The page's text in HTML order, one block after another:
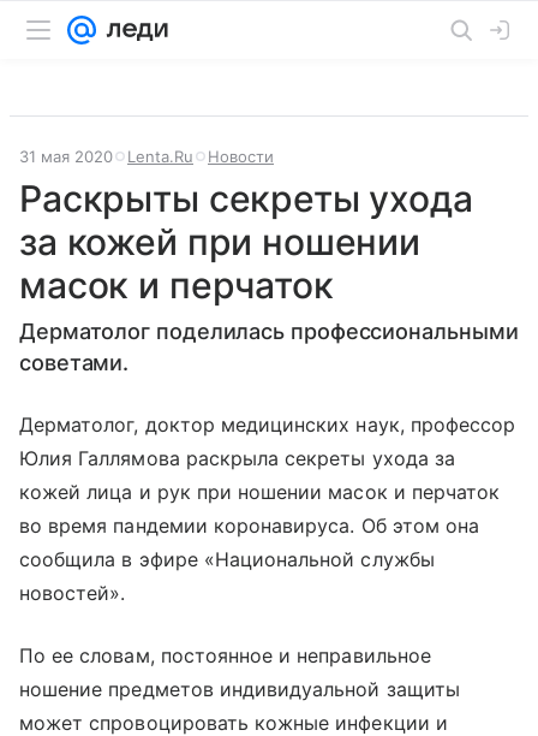
31 мая 2020 Lenta.Ru Новости
Раскрыты секреты ухода
за кожей при ношении
масок и перчаток
Дерматолог поделилась профессиональными
советами.
Дерматолог, доктор медицинских наук, профессор
Юлия Галлямова раскрыла секреты ухода за
кожей лица и рук при ношении масок и перчаток
во время пандемии коронавируса. Об этом она
сообщила в эфире «Национальной службы
новостей».
По ее словам, постоянное и неправильное
ношение предметов индивидуальной защиты
может спровоцировать кожные инфекции и